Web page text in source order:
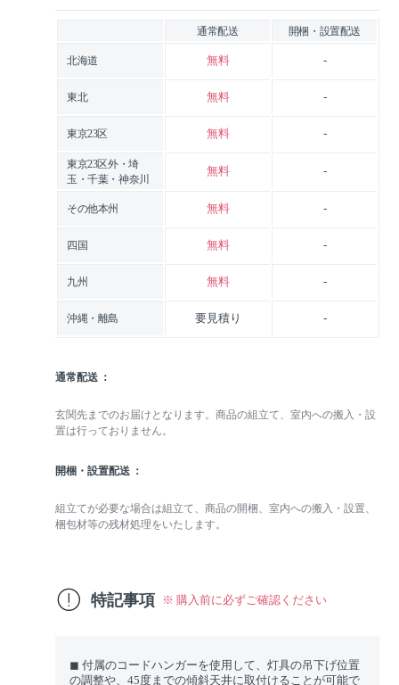
通常配送 開梱・設置配送
北海道 無料 -
東北 無料 -
東京23区 無料 -
東京23区外・埼
玉・千葉・神奈川
無料 -
その他本州 無料 -
四国 無料 -
九州 無料 -
沖縄・離島 要見積り -
通常配送
玄関先までのお届けとなります。商品の組立て、室内への搬入・設
置は行っておりません。
開梱・設置配送
組立てが必要な場合は組立て、商品の開梱、室内への搬入・設置、
梱包材等の残材処理をいたします。
特記事項 ※ 購入前に必ずご確認ください
◼︎ 付属のコードハンガーを使用して、灯具の吊下げ位置
の調整や、45度までの傾斜天井に取付けることが可能で